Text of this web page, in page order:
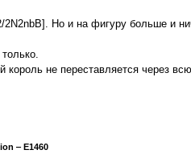
Но и на фигуру больше и
не переставляется через всю
‒ E1460